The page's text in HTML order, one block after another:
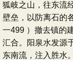
狐岐之山，往东流
壁垒，以防离石的
一499 ）撤去镇的
汇合。阳泉水发源
东南流，注入胜水